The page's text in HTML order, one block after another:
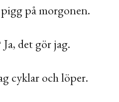
på morgonen.
det gör jag.
cyklar och löper.